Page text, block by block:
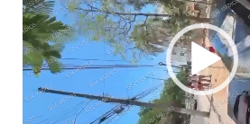
vídeo